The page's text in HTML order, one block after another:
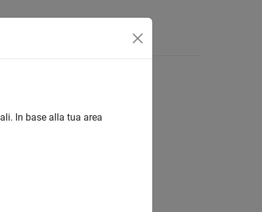
In base alla tua area